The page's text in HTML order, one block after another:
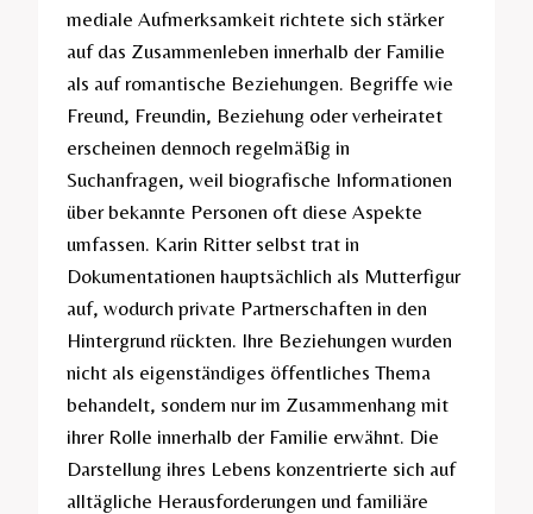
mediale Aufmerksamkeit richtete sich stärker
auf das Zusammenleben innerhalb der Familie
als auf romantische Beziehungen. Begriffe wie
Freund, Freundin, Beziehung oder verheiratet
erscheinen dennoch regelmäßig in
Suchanfragen, weil biografische Informationen
über bekannte Personen oft diese Aspekte
umfassen. Karin Ritter selbst trat in
Dokumentationen hauptsächlich als Mutterfigur
auf, wodurch private Partnerschaften in den
Hintergrund rückten. Ihre Beziehungen wurden
nicht als eigenständiges öffentliches Thema
behandelt, sondern nur im Zusammenhang mit
ihrer Rolle innerhalb der Familie erwähnt. Die
Darstellung ihres Lebens konzentrierte sich auf
alltägliche Herausforderungen und familiäre